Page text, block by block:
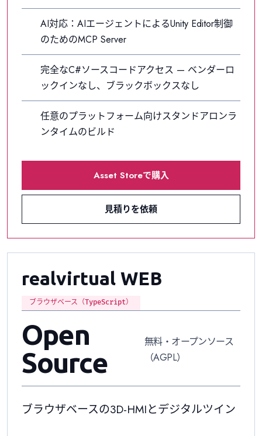
AI対応：AIエージェントによるUnity Editor制御
のためのMCP Server
完全なC#ソースコードアクセス — ベンダーロ
ックインなし、ブラックボックスなし
任意のプラットフォーム向けスタンドアロンラ
ンタイムのビルド
Asset Storeで購入
見積りを依頼
realvirtual WEB
ブラウザベース（TypeScript）
Open
Source
無料・オープンソース
（AGPL）
ブラウザベースの3D-HMIとデジタルツイン